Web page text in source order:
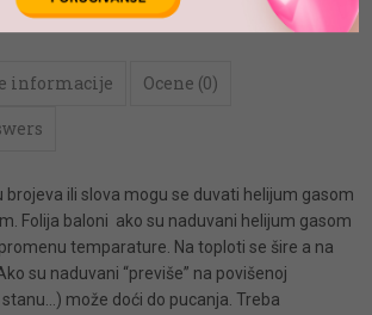
informacije
Ocene (0)
brojeva ili slova mogu se duvati helijum gasom
Folija baloni ako su naduvani helijum gasom
temparature. Na toploti se šire a na
su naduvani “previše” na povišenoj
može doći do pucanja. Treba